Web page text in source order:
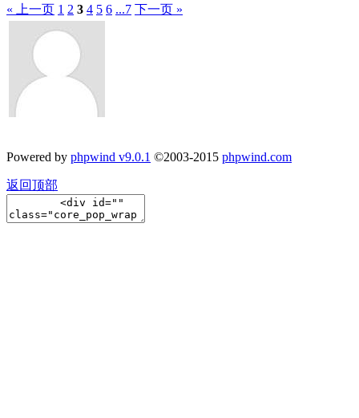
« 上一页 1 2 3 4 5 6 ...7 下一页 »
Powered by phpwind v9.0.1 ©2003-2015 phpwind.com
返回顶部